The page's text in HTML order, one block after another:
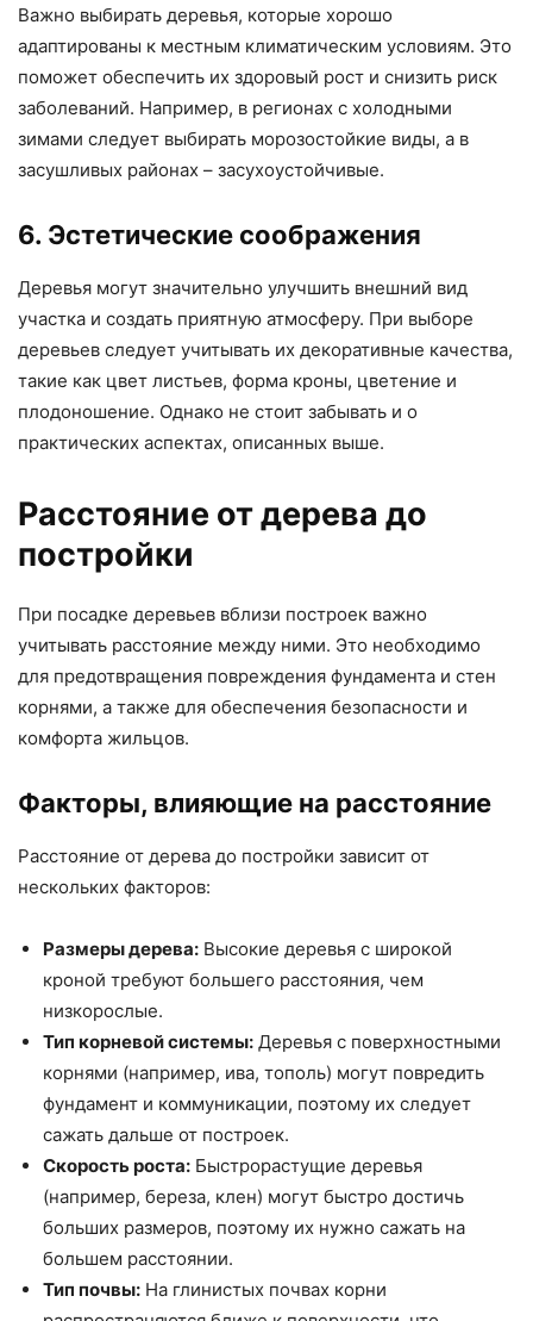
Важно выбирать деревья, которые хорошо
адаптированы к местным климатическим условиям. Это
поможет обеспечить их здоровый рост и снизить риск
заболеваний. Например, в регионах с холодными
зимами следует выбирать морозостойкие виды, а в
засушливых районах – засухоустойчивые.
6. Эстетические соображения
Деревья могут значительно улучшить внешний вид
участка и создать приятную атмосферу. При выборе
деревьев следует учитывать их декоративные качества,
такие как цвет листьев, форма кроны, цветение и
плодоношение. Однако не стоит забывать и о
практических аспектах, описанных выше.
Расстояние от дерева до
постройки
При посадке деревьев вблизи построек важно
учитывать расстояние между ними. Это необходимо
для предотвращения повреждения фундамента и стен
корнями, а также для обеспечения безопасности и
комфорта жильцов.
Факторы, влияющие на расстояние
Расстояние от дерева до постройки зависит от
нескольких факторов:
Размеры дерева: Высокие деревья с широкой
кроной требуют большего расстояния, чем
низкорослые.
Тип корневой системы: Деревья с поверхностными
корнями (например, ива, тополь) могут повредить
фундамент и коммуникации, поэтому их следует
сажать дальше от построек.
Скорость роста: Быстрорастущие деревья
(например, береза, клен) могут быстро достичь
больших размеров, поэтому их нужно сажать на
большем расстоянии.
Тип почвы: На глинистых почвах корни